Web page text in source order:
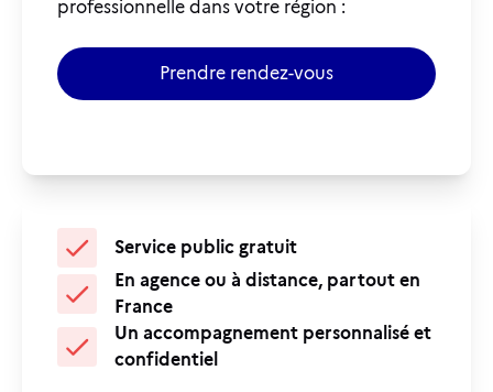
professionnelle dans votre région :
Prendre rendez-vous
Service public gratuit
En agence ou à distance, partout en
France
Un accompagnement personnalisé et
confidentiel